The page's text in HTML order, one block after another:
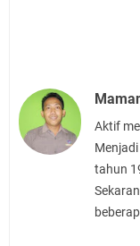
Aktif
tahun